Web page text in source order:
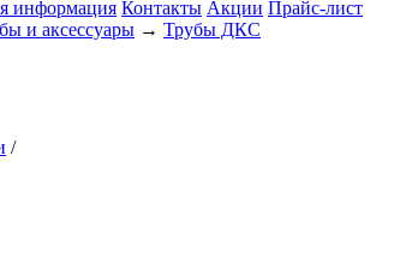
информация Контакты Акции Прайс-лист
и аксессуары → Трубы ДКС
/